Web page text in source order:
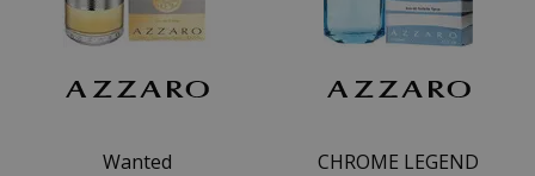
Wanted CHROME LEGEND